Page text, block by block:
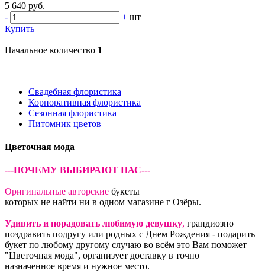
5 640 руб.
-
+ шт
Купить
Начальное количество 1
Свадебная флористика
Корпоративная флористика
Сезонная флористика
Питомник цветов
Цветочная мода
---ПОЧЕМУ ВЫБИРАЮТ НАС---
Оригинальные авторские букеты
которых не найти ни в одном магазине г Озёры.
Удивить и порадовать любимую девушку, грандиозно
поздравить подругу или родных с Днем Рождения - подарить
букет по любому другому случаю во всём это Вам поможет
"Цветочная мода", организует доставку в точно
назначенное время и нужное место.